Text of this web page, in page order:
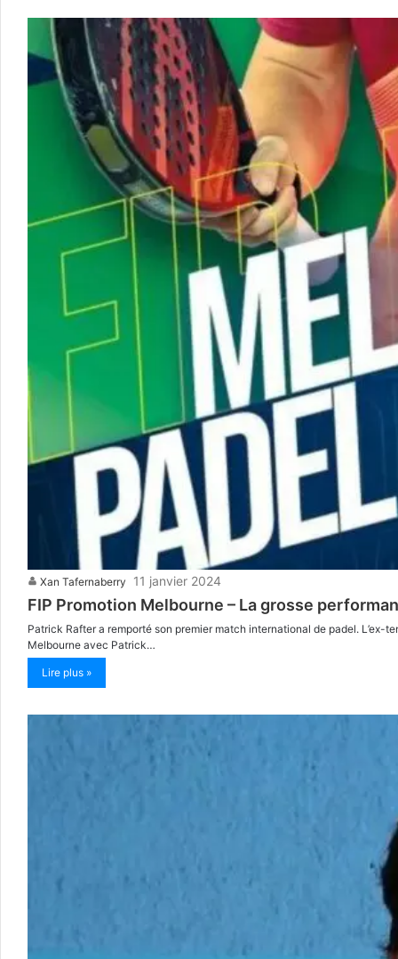
Xan Tafernaberry 11 janvier 2024
FIP Promotion Melbourne – La grosse
Patrick Rafter a remporté son premier match international de padel. L’ex-
Melbourne avec Patrick…
Lire plus »